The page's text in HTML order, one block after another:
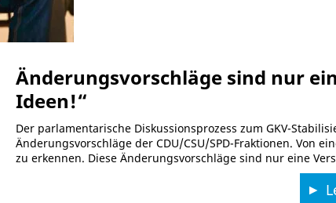
Änderungsvorschläge sind nur
Ideen!“
Der parlamentarische Diskussionsprozess zum GKV-
Änderungsvorschläge der CDU/CSU/SPD-Fraktionen. Von
zu erkennen. Diese Änderungsvorschläge sind nur eine